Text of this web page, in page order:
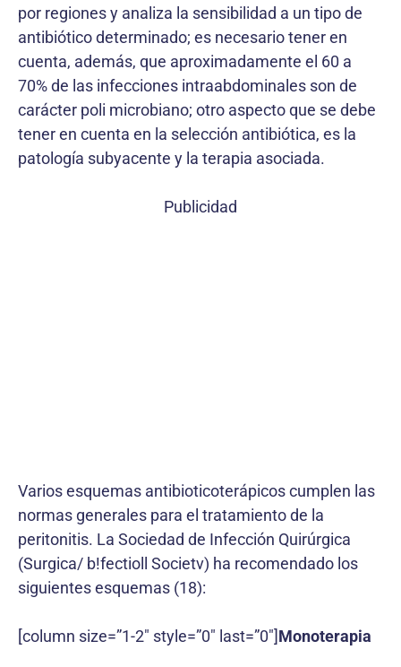
por regiones y analiza la sensibilidad a un tipo de
antibiótico determinado; es necesario tener en
cuenta, además, que aproximadamente el 60 a
70% de las infecciones intraabdominales son de
carácter poli microbiano; otro aspecto que se debe
tener en cuenta en la selección antibiótica, es la
patología subyacente y la terapia asociada.
Publicidad
Varios esquemas antibioticoterápicos cumplen las
normas generales para el tratamiento de la
peritonitis. La Sociedad de Infección Quirúrgica
(Surgica/ b!fectioll Societv) ha recomendado los
siguientes esquemas (18):
[column size=”1-2″ style=”0″ last=”0″]Monoterapia